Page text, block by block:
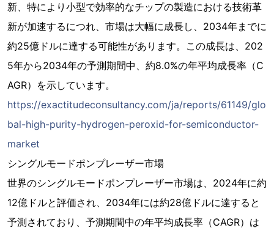
新、特により小型で効率的なチップの製造における技術革
新が加速するにつれ、市場は大幅に成長し、2034年までに
約25億ドルに達する可能性があります。この成長は、202
5年から2034年の予測期間中、約8.0%の年平均成長率（C
AGR）を示しています。
https://exactitudeconsultancy.com/ja/reports/61149/glo
bal-high-purity-hydrogen-peroxid-for-semiconductor-
market
シングルモードポンプレーザー市場
世界のシングルモードポンプレーザー市場は、2024年に約
12億ドルと評価され、2034年には約28億ドルに達すると
予測されており、予測期間中の年平均成長率（CAGR）は